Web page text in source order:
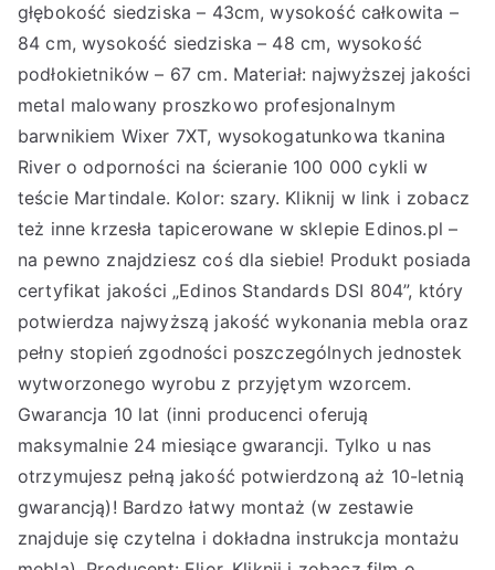
głębokość siedziska – 43cm, wysokość całkowita –
84 cm, wysokość siedziska – 48 cm, wysokość
podłokietników – 67 cm. Materiał: najwyższej jakości
metal malowany proszkowo profesjonalnym
barwnikiem Wixer 7XT, wysokogatunkowa tkanina
River o odporności na ścieranie 100 000 cykli w
teście Martindale. Kolor: szary. Kliknij w link i zobacz
też inne krzesła tapicerowane w sklepie Edinos.pl –
na pewno znajdziesz coś dla siebie! Produkt posiada
certyfikat jakości „Edinos Standards DSI 804”, który
potwierdza najwyższą jakość wykonania mebla oraz
pełny stopień zgodności poszczególnych jednostek
wytworzonego wyrobu z przyjętym wzorcem.
Gwarancja 10 lat (inni producenci oferują
maksymalnie 24 miesiące gwarancji. Tylko u nas
otrzymujesz pełną jakość potwierdzoną aż 10-letnią
gwarancją)! Bardzo łatwy montaż (w zestawie
znajduje się czytelna i dokładna instrukcja montażu